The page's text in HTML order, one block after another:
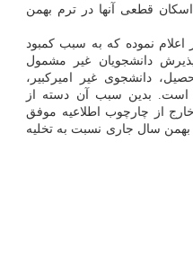
قطعی آنها در ترم بهمن
اعلام نموده که به سبب کمبود
ترم بهمن ۱۴۰۱ از پذیرش دانشجویان غیر مشمول
دانشجوی غیر امیرکبیر،
است. بدین سبب آن دسته از
از چارچوب اطلاعیه موفق
به گرفتن اتاق شدند باید تا تاریخ ۱۵ بهمن سال جاری نسبت به تخلیه